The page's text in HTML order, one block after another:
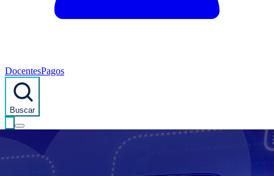
DocentesPagos
Buscar